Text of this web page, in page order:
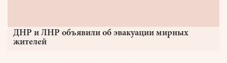
ДНР и ЛНР объявили об эвакуации мирных
жителей